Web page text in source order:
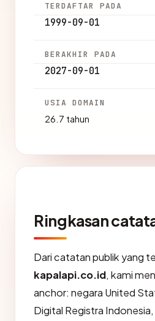
TERDAFTAR PADA
1999-09-01
BERAKHIR PADA
2027-09-01
USIA DOMAIN
26.7 tahun
Ringkasan
Dari catatan publik yang
kapalapi.co.id, kami
anchor: negara United
Digital Registra